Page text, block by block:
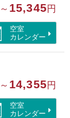
屋/洗浄機
15,345 円
空室
カレンダー
14,355 円
空室
カレンダー